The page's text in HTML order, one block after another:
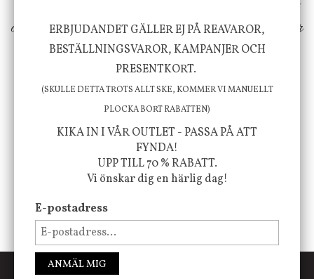
ökar trivsel i ditt hem och ger det lilla extra för
att öka ditt välmående!
FÖLJ OSS PÅ INSTAGRAM @JBHOME
ERBJUDANDET GÄLLER EJ PÅ REAVAROR,
BESTÄLLNINGSVAROR, KAMPANJER OCH
PRESENTKORT.
(SKULLE DETTA TROTS ALLT SKE, KOMMER VI MANUELLT
PLOCKA BORT RABATTEN)
KIKA IN I VÅR OUTLET - PASSA PÅ ATT
FYNDA!
UPP TILL 70 % RABATT.
Vi önskar dig en härlig dag!
E-postadress
ANMÄL MIG